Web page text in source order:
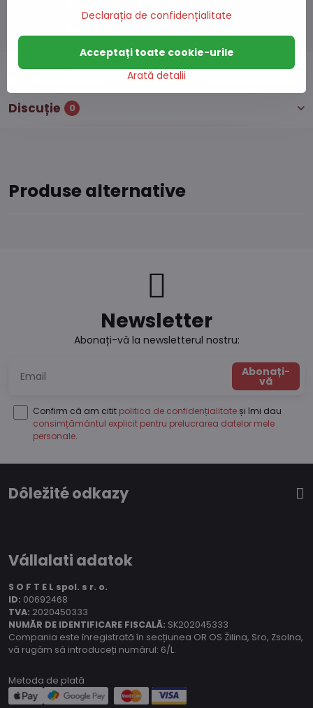
Descriere
Discuție 0
Produse alternative
Newsletter
Abonați-vă la newsletterul nostru:
Abonați-
vă
Confirm că am citit politica de confidențialitate și îmi dau
consimțământul explicit pentru prelucrarea datelor mele
personale.
Dôležité odkazy
Vállalati adatok
S O F T E L spol. s r. o.
ID: 00692468
TVA: 2020450333
NUMĂR DE IDENTIFICARE FISCALĂ: SK202045333
Compania este înregistrată în secțiunea OR OS Žilina, Sro, Zsolna,
vă rugăm să introduceți numărul: 6/L.
Metoda de plată
Declarația de confidențialitate
Arată detalii
Acceptați toate cookie-urile